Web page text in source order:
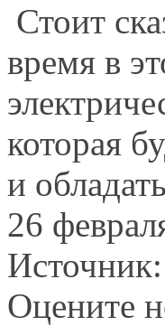
Стоит
время в
которая
и
26
Источник:
Оцените